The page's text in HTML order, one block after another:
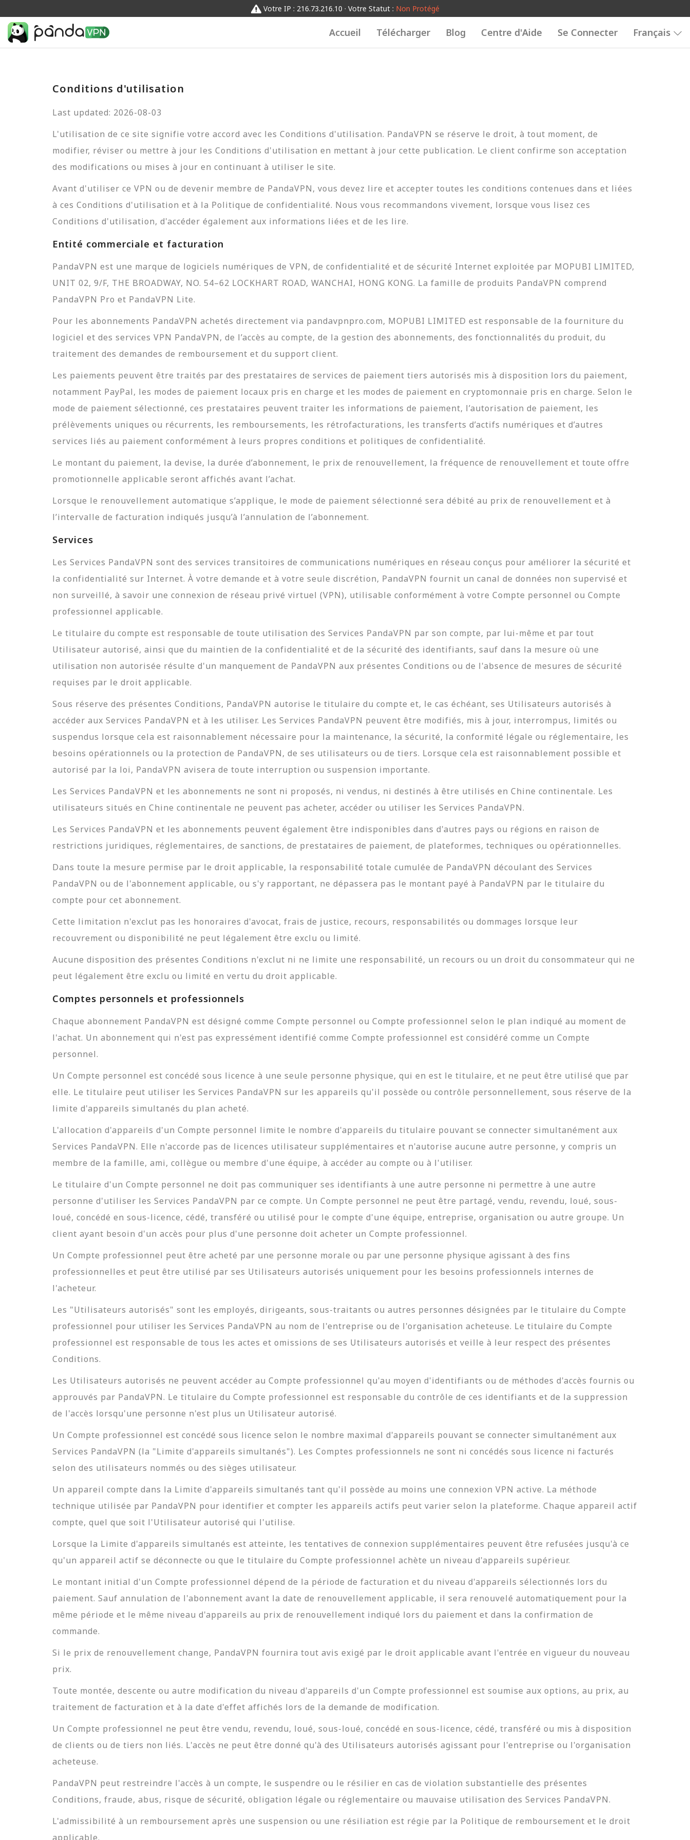
Votre IP : 216.73.216.10 · Votre Statut : Non Protégé
Accueil Télécharger Blog Centre d'Aide Se Connecter Français
Conditions d'utilisation
Last updated: 2026-08-03
L'utilisation de ce site signifie votre accord avec les Conditions d'utilisation. PandaVPN se réserve le droit, à tout moment, de
modifier, réviser ou mettre à jour les Conditions d'utilisation en mettant à jour cette publication. Le client confirme son acceptation
des modifications ou mises à jour en continuant à utiliser le site.
Avant d'utiliser ce VPN ou de devenir membre de PandaVPN, vous devez lire et accepter toutes les conditions contenues dans et liées
à ces Conditions d'utilisation et à la Politique de confidentialité. Nous vous recommandons vivement, lorsque vous lisez ces
Conditions d'utilisation, d'accéder également aux informations liées et de les lire.
Entité commerciale et facturation
PandaVPN est une marque de logiciels numériques de VPN, de confidentialité et de sécurité Internet exploitée par MOPUBI LIMITED,
UNIT 02, 9/F, THE BROADWAY, NO. 54–62 LOCKHART ROAD, WANCHAI, HONG KONG. La famille de produits PandaVPN comprend
PandaVPN Pro et PandaVPN Lite.
Pour les abonnements PandaVPN achetés directement via pandavpnpro.com, MOPUBI LIMITED est responsable de la fourniture du
logiciel et des services VPN PandaVPN, de l’accès au compte, de la gestion des abonnements, des fonctionnalités du produit, du
traitement des demandes de remboursement et du support client.
Les paiements peuvent être traités par des prestataires de services de paiement tiers autorisés mis à disposition lors du paiement,
notamment PayPal, les modes de paiement locaux pris en charge et les modes de paiement en cryptomonnaie pris en charge. Selon le
mode de paiement sélectionné, ces prestataires peuvent traiter les informations de paiement, l’autorisation de paiement, les
prélèvements uniques ou récurrents, les remboursements, les rétrofacturations, les transferts d’actifs numériques et d’autres
services liés au paiement conformément à leurs propres conditions et politiques de confidentialité.
Le montant du paiement, la devise, la durée d’abonnement, le prix de renouvellement, la fréquence de renouvellement et toute offre
promotionnelle applicable seront affichés avant l’achat.
Lorsque le renouvellement automatique s’applique, le mode de paiement sélectionné sera débité au prix de renouvellement et à
l’intervalle de facturation indiqués jusqu’à l’annulation de l’abonnement.
Services
Les Services PandaVPN sont des services transitoires de communications numériques en réseau conçus pour améliorer la sécurité et
la confidentialité sur Internet. À votre demande et à votre seule discrétion, PandaVPN fournit un canal de données non supervisé et
non surveillé, à savoir une connexion de réseau privé virtuel (VPN), utilisable conformément à votre Compte personnel ou Compte
professionnel applicable.
Le titulaire du compte est responsable de toute utilisation des Services PandaVPN par son compte, par lui-même et par tout
Utilisateur autorisé, ainsi que du maintien de la confidentialité et de la sécurité des identifiants, sauf dans la mesure où une
utilisation non autorisée résulte d'un manquement de PandaVPN aux présentes Conditions ou de l'absence de mesures de sécurité
requises par le droit applicable.
Sous réserve des présentes Conditions, PandaVPN autorise le titulaire du compte et, le cas échéant, ses Utilisateurs autorisés à
accéder aux Services PandaVPN et à les utiliser. Les Services PandaVPN peuvent être modifiés, mis à jour, interrompus, limités ou
suspendus lorsque cela est raisonnablement nécessaire pour la maintenance, la sécurité, la conformité légale ou réglementaire, les
besoins opérationnels ou la protection de PandaVPN, de ses utilisateurs ou de tiers. Lorsque cela est raisonnablement possible et
autorisé par la loi, PandaVPN avisera de toute interruption ou suspension importante.
Les Services PandaVPN et les abonnements ne sont ni proposés, ni vendus, ni destinés à être utilisés en Chine continentale. Les
utilisateurs situés en Chine continentale ne peuvent pas acheter, accéder ou utiliser les Services PandaVPN.
Les Services PandaVPN et les abonnements peuvent également être indisponibles dans d'autres pays ou régions en raison de
restrictions juridiques, réglementaires, de sanctions, de prestataires de paiement, de plateformes, techniques ou opérationnelles.
Dans toute la mesure permise par le droit applicable, la responsabilité totale cumulée de PandaVPN découlant des Services
PandaVPN ou de l'abonnement applicable, ou s'y rapportant, ne dépassera pas le montant payé à PandaVPN par le titulaire du
compte pour cet abonnement.
Cette limitation n'exclut pas les honoraires d'avocat, frais de justice, recours, responsabilités ou dommages lorsque leur
recouvrement ou disponibilité ne peut légalement être exclu ou limité.
Aucune disposition des présentes Conditions n'exclut ni ne limite une responsabilité, un recours ou un droit du consommateur qui ne
peut légalement être exclu ou limité en vertu du droit applicable.
Comptes personnels et professionnels
Chaque abonnement PandaVPN est désigné comme Compte personnel ou Compte professionnel selon le plan indiqué au moment de
l'achat. Un abonnement qui n'est pas expressément identifié comme Compte professionnel est considéré comme un Compte
personnel.
Un Compte personnel est concédé sous licence à une seule personne physique, qui en est le titulaire, et ne peut être utilisé que par
elle. Le titulaire peut utiliser les Services PandaVPN sur les appareils qu'il possède ou contrôle personnellement, sous réserve de la
limite d'appareils simultanés du plan acheté.
L'allocation d'appareils d'un Compte personnel limite le nombre d'appareils du titulaire pouvant se connecter simultanément aux
Services PandaVPN. Elle n'accorde pas de licences utilisateur supplémentaires et n'autorise aucune autre personne, y compris un
membre de la famille, ami, collègue ou membre d'une équipe, à accéder au compte ou à l'utiliser.
Le titulaire d'un Compte personnel ne doit pas communiquer ses identifiants à une autre personne ni permettre à une autre
personne d'utiliser les Services PandaVPN par ce compte. Un Compte personnel ne peut être partagé, vendu, revendu, loué, sous-
loué, concédé en sous-licence, cédé, transféré ou utilisé pour le compte d'une équipe, entreprise, organisation ou autre groupe. Un
client ayant besoin d'un accès pour plus d'une personne doit acheter un Compte professionnel.
Un Compte professionnel peut être acheté par une personne morale ou par une personne physique agissant à des fins
professionnelles et peut être utilisé par ses Utilisateurs autorisés uniquement pour les besoins professionnels internes de
l'acheteur.
Les "Utilisateurs autorisés" sont les employés, dirigeants, sous-traitants ou autres personnes désignées par le titulaire du Compte
professionnel pour utiliser les Services PandaVPN au nom de l'entreprise ou de l'organisation acheteuse. Le titulaire du Compte
professionnel est responsable de tous les actes et omissions de ses Utilisateurs autorisés et veille à leur respect des présentes
Conditions.
Les Utilisateurs autorisés ne peuvent accéder au Compte professionnel qu'au moyen d'identifiants ou de méthodes d'accès fournis ou
approuvés par PandaVPN. Le titulaire du Compte professionnel est responsable du contrôle de ces identifiants et de la suppression
de l'accès lorsqu'une personne n'est plus un Utilisateur autorisé.
Un Compte professionnel est concédé sous licence selon le nombre maximal d'appareils pouvant se connecter simultanément aux
Services PandaVPN (la "Limite d'appareils simultanés"). Les Comptes professionnels ne sont ni concédés sous licence ni facturés
selon des utilisateurs nommés ou des sièges utilisateur.
Un appareil compte dans la Limite d'appareils simultanés tant qu'il possède au moins une connexion VPN active. La méthode
technique utilisée par PandaVPN pour identifier et compter les appareils actifs peut varier selon la plateforme. Chaque appareil actif
compte, quel que soit l'Utilisateur autorisé qui l'utilise.
Lorsque la Limite d'appareils simultanés est atteinte, les tentatives de connexion supplémentaires peuvent être refusées jusqu'à ce
qu'un appareil actif se déconnecte ou que le titulaire du Compte professionnel achète un niveau d'appareils supérieur.
Le montant initial d'un Compte professionnel dépend de la période de facturation et du niveau d'appareils sélectionnés lors du
paiement. Sauf annulation de l'abonnement avant la date de renouvellement applicable, il sera renouvelé automatiquement pour la
même période et le même niveau d'appareils au prix de renouvellement indiqué lors du paiement et dans la confirmation de
commande.
Si le prix de renouvellement change, PandaVPN fournira tout avis exigé par le droit applicable avant l'entrée en vigueur du nouveau
prix.
Toute montée, descente ou autre modification du niveau d'appareils d'un Compte professionnel est soumise aux options, au prix, au
traitement de facturation et à la date d'effet affichés lors de la demande de modification.
Un Compte professionnel ne peut être vendu, revendu, loué, sous-loué, concédé en sous-licence, cédé, transféré ou mis à disposition
de clients ou de tiers non liés. L'accès ne peut être donné qu'à des Utilisateurs autorisés agissant pour l'entreprise ou l'organisation
acheteuse.
PandaVPN peut restreindre l'accès à un compte, le suspendre ou le résilier en cas de violation substantielle des présentes
Conditions, fraude, abus, risque de sécurité, obligation légale ou réglementaire ou mauvaise utilisation des Services PandaVPN.
L'admissibilité à un remboursement après une suspension ou une résiliation est régie par la Politique de remboursement et le droit
applicable.